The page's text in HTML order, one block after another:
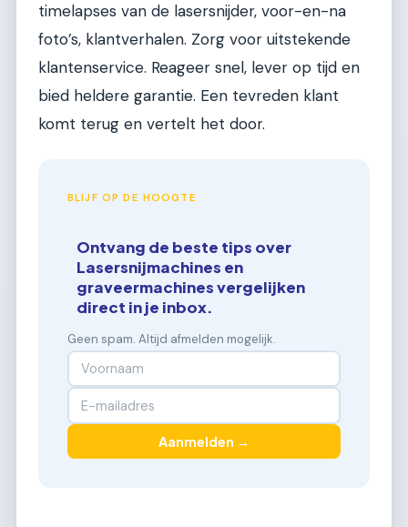
timelapses van de lasersnijder, voor-en-na
foto’s, klantverhalen. Zorg voor uitstekende
klantenservice. Reageer snel, lever op tijd en
bied heldere garantie. Een tevreden klant
komt terug en vertelt het door.
BLIJF OP DE HOOGTE
Ontvang de beste tips over
Lasersnijmachines en
graveermachines vergelijken
direct in je inbox.
Geen spam. Altijd afmelden mogelijk.
Aanmelden →